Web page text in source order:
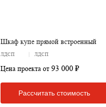
Шкаф купе прямой встроенный
ЛДСП ЛДСП
Цена проекта от 93 000 ₽
Рассчитать стоимость